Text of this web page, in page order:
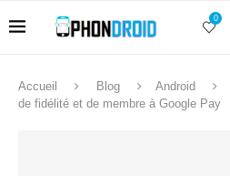
0
Accueil Blog Android
de fidélité et de membre à Google Pay